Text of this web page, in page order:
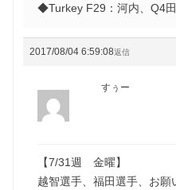
◆Turkey F29：河内、Q4
2017/08/04 6:59:08返信
すぅー
【7/31週 金曜】
越智選手、福田選手、お願